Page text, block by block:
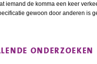
iemand de komma een keer
gewoon door anderen is
ONDERZOEKEN